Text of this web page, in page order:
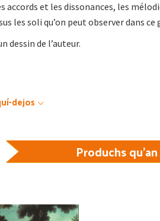
accords et les dissonances, les
les soli qu’on peut observer dans ce
dessin de l’auteur.
dejos
Produchs